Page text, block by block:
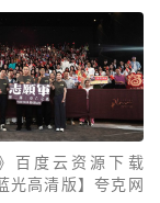
百度云资源下载
蓝光高清版】夸克网